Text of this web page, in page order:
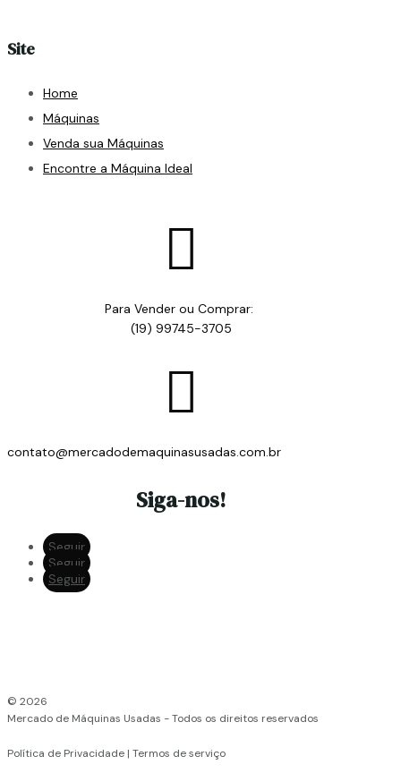
Site
Home
Máquinas
Venda sua Máquinas
Encontre a Máquina Ideal

Para Vender ou Comprar:
(19) 99745-3705

contato@mercadodemaquinasusadas.com.br
Siga-nos!
Seguir
Seguir
Seguir
© 2026
Mercado de Máquinas Usadas - Todos os direitos reservados
Política de Privacidade | Termos de serviço